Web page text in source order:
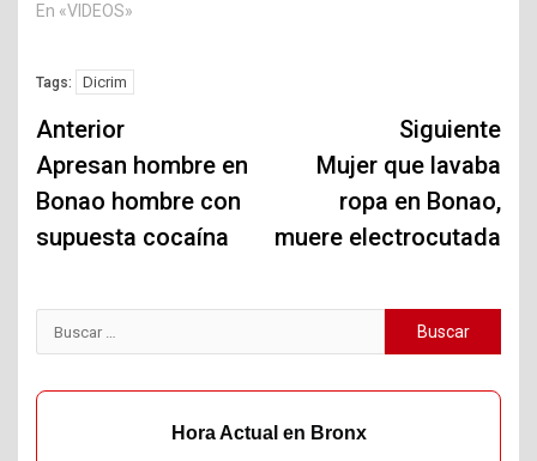
En «VIDEOS»
Tags: Dicrim
Navegación
de
entradas
Anterior
Apresan hombre en
Bonao hombre con
supuesta cocaína
Siguiente
Mujer que lavaba
ropa en Bonao,
muere electrocutada
Buscar:
Hora Actual en Bronx